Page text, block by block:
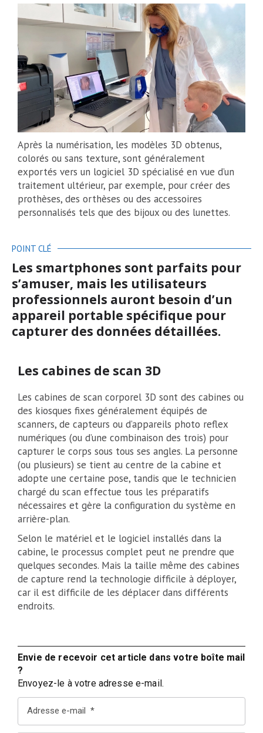
Après la numérisation, les modèles 3D obtenus,
colorés ou sans texture, sont généralement
exportés vers un logiciel 3D spécialisé en vue d’un
traitement ultérieur, par exemple, pour créer des
prothèses, des orthèses ou des accessoires
personnalisés tels que des bijoux ou des lunettes.
POINT CLÉ
Les smartphones sont parfaits pour
s’amuser, mais les utilisateurs
professionnels auront besoin d’un
appareil portable spécifique pour
capturer des données détaillées.
Les cabines de scan 3D
Les cabines de scan corporel 3D sont des cabines ou
des kiosques fixes généralement équipés de
scanners, de capteurs ou d’appareils photo reflex
numériques (ou d’une combinaison des trois) pour
capturer le corps sous tous ses angles. La personne
(ou plusieurs) se tient au centre de la cabine et
adopte une certaine pose, tandis que le technicien
chargé du scan effectue tous les préparatifs
nécessaires et gère la configuration du système en
arrière-plan.
Selon le matériel et le logiciel installés dans la
cabine, le processus complet peut ne prendre que
quelques secondes. Mais la taille même des cabines
de capture rend la technologie difficile à déployer,
car il est difficile de les déplacer dans différents
endroits.
Envie de recevoir cet article dans votre boîte mail
?
Envoyez-le à votre adresse e-mail.
Adresse e-mail